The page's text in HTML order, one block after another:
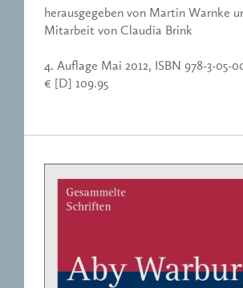
herausgegeben von Martin Warnke
Mitarbeit von Claudia Brink
4. Auflage Mai 2012, ISBN 978-3-05-
€ [D] 109.95